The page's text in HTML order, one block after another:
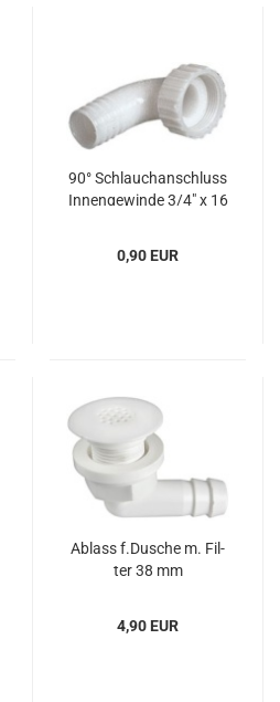
90° Schlauch­an­schluss
In­nen­ge­win­de 3/4" x 16
0,90 EUR
Ab­lass f.Du­sche m. Fil­
ter 38 mm
4,90 EUR